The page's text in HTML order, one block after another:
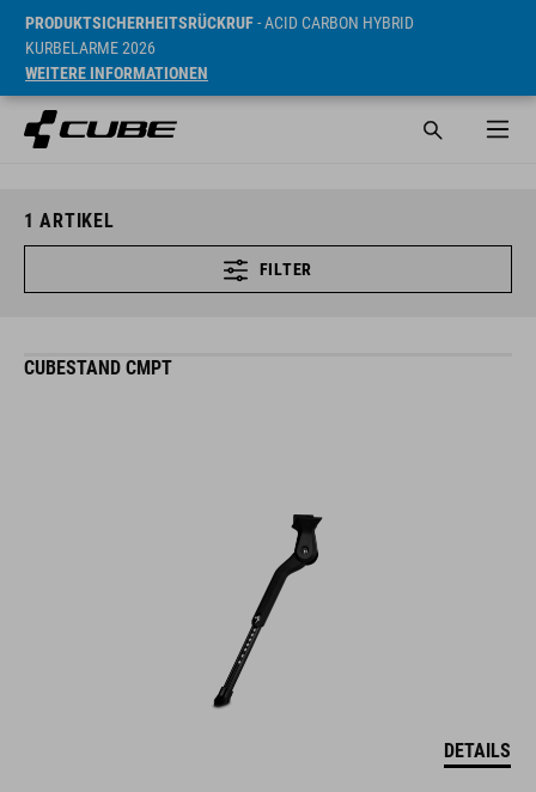
PRODUKTSICHERHEITSRÜCKRUF- ACID CARBON HYBRID
KURBELARME 2026
WEITERE INFORMATIONEN
1 ARTIKEL
FILTER
CUBESTAND CMPT
DETAILS